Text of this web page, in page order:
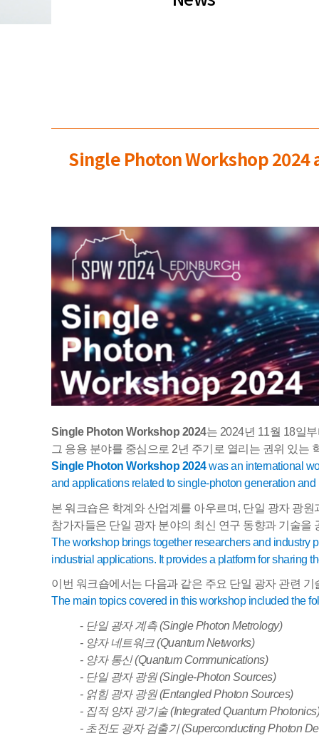
Single Photon Workshop 2024
Single Photon Workshop 2024는 2024년 11월 18일
그 응용 분야를 중심으로 2년 주기로 열리는 권위 있는
Single Photon Workshop 2024 was an international
and applications related to single-photon generation and
본 워크숍은 학계와 산업계를 아우르며, 단일 광자 광원
참가자들은 단일 광자 분야의 최신 연구 동향과 기술을
The workshop brings together researchers and industry
industrial applications. It provides a platform for sharing
이번 워크숍에서는 다음과 같은 주요 단일 광자 관련 기
The main topics covered in this workshop included the
- 단일 광자 계측(Single Photon Metrology)
- 양자 네트워크(Quantum Networks)
- 양자 통신(Quantum Communications)
- 단일 광자 광원(Single-Photon Sources)
- 얽힘 광자 광원(Entangled Photon Sources)
- 집적 양자 광기술(Integrated Quantum Photonics)
- 초전도 광자 검출기(Superconducting Photon